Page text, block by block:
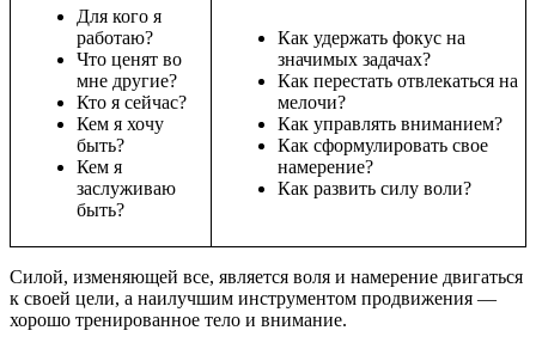
Для кого я
работаю?
Что ценят во
мне другие?
Кто я сейчас?
Кем я хочу
быть?
Кем я
заслуживаю
быть?
Как удержать фокус на
значимых задачах?
Как перестать отвлекаться на
мелочи?
Как управлять вниманием?
Как сформулировать свое
намерение?
Как развить силу воли?
Силой, изменяющей все, является воля и намерение двигаться
к своей цели, а наилучшим инструментом продвижения —
хорошо тренированное тело и внимание.